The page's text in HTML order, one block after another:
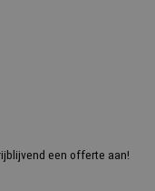
een offerte aan!